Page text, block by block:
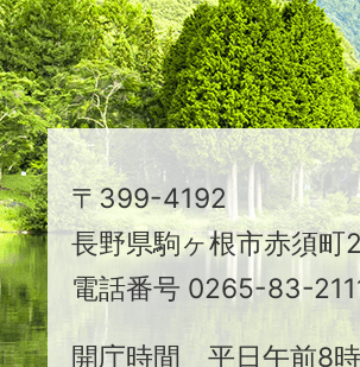
る
ま
ち
駒
ヶ
根
市
〒399-4192
長野県駒ヶ根市赤須町
電話番号 0265-83-
開庁時間 平日午前8